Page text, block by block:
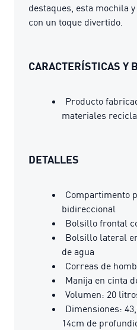
destaques, esta mochila
con un toque divertido.
CARACTERÍSTICAS Y
Producto
materiales
DETALLES
Compartimento
bidireccional
Bolsillo frontal
Bolsillo lateral
de agua
Correas de
Manija en cinta
Volumen: 20
Dimensiones:
14cm de